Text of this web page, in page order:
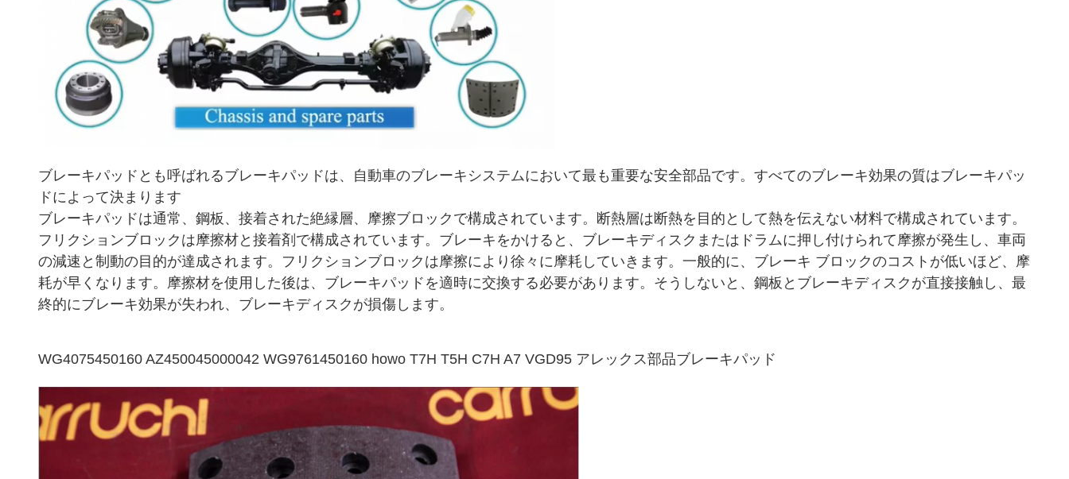
ブレーキパッドとも呼ばれるブレーキパッドは、自動車のブレーキシステムにおいて最も重要な安全部品です。すべてのブレーキ効果の質はブレーキパッ
ドによって決まります
ブレーキパッドは通常、鋼板、接着された絶縁層、摩擦ブロックで構成されています。断熱層は断熱を目的として熱を伝えない材料で構成されています。
フリクションブロックは摩擦材と接着剤で構成されています。ブレーキをかけると、ブレーキディスクまたはドラムに押し付けられて摩擦が発生し、車両
の減速と制動の目的が達成されます。フリクションブロックは摩擦により徐々に摩耗していきます。一般的に、ブレーキ ブロックのコストが低いほど、摩
耗が早くなります。摩擦材を使用した後は、ブレーキパッドを適時に交換する必要があります。そうしないと、鋼板とブレーキディスクが直接接触し、最
終的にブレーキ効果が失われ、ブレーキディスクが損傷します。
WG4075450160 AZ450045000042 WG9761450160 howo T7H T5H C7H A7 VGD95 アレックス部品ブレーキパッド